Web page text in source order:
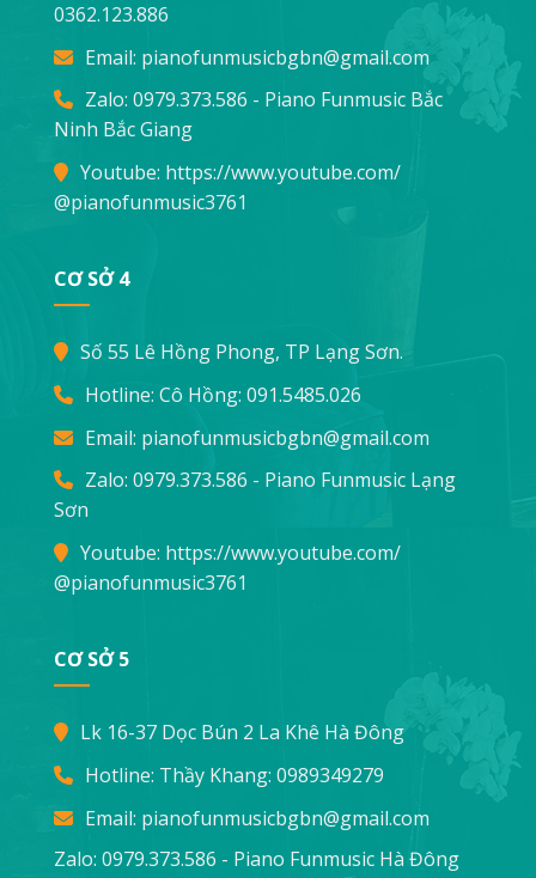
0362.123.886
Email: pianofunmusicbgbn@gmail.com
Zalo: 0979.373.586 - Piano Funmusic Bắc
Ninh Bắc Giang
Youtube: https://www.youtube.com/
@pianofunmusic3761
CƠ SỞ 4
Số 55 Lê Hồng Phong, TP Lạng Sơn.
Hotline: Cô Hồng: 091.5485.026
Email: pianofunmusicbgbn@gmail.com
Zalo: 0979.373.586 - Piano Funmusic Lạng
Sơn
Youtube: https://www.youtube.com/
@pianofunmusic3761
CƠ SỞ 5
Lk 16-37 Dọc Bún 2 La Khê Hà Đông
Hotline: Thầy Khang: 0989349279
Email: pianofunmusicbgbn@gmail.com
Zalo: 0979.373.586 - Piano Funmusic Hà Đông